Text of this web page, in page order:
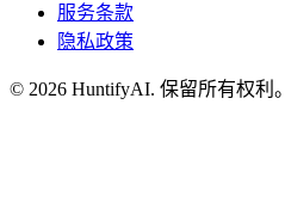
服务条款
隐私政策
© 2026 HuntifyAI. 保留所有权利。